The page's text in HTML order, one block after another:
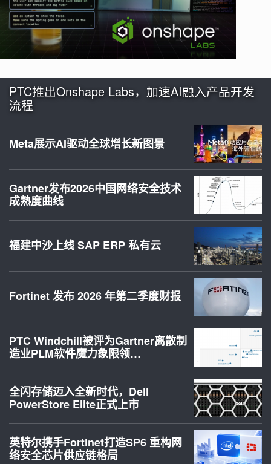
PTC推出Onshape Labs，加速AI融入产品开发
流程
Meta展示AI驱动全球增长新图景
Gartner发布2026中国网络安全技术
成熟度曲线
福建中沙上线 SAP ERP 私有云
Fortinet 发布 2026 年第二季度财报
PTC Windchill被评为Gartner离散制
造业PLM软件魔力象限领…
全闪存储迈入全新时代，Dell
PowerStore Elite正式上市
英特尔携手Fortinet打造SP6 重构网
络安全芯片供应链格局